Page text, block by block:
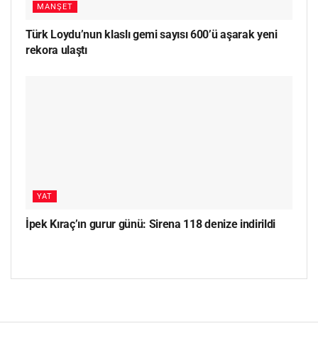
MANŞET
Türk Loydu’nun klaslı gemi sayısı 600’ü aşarak yeni
rekora ulaştı
YAT
İpek Kıraç’ın gurur günü: Sirena 118 denize indirildi